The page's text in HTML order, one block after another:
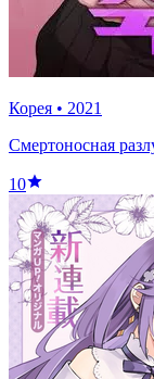
Корея • 2021
Смертоносная
10